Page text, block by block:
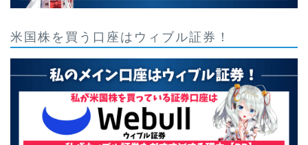
米国株を買う口座はウィブル証券！